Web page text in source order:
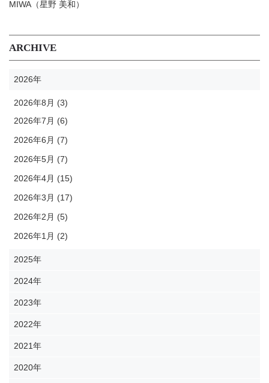
MIWA（星野 美和）
ARCHIVE
2026年
2026年8月 (3)
2026年7月 (6)
2026年6月 (7)
2026年5月 (7)
2026年4月 (15)
2026年3月 (17)
2026年2月 (5)
2026年1月 (2)
2025年
2024年
2023年
2022年
2021年
2020年